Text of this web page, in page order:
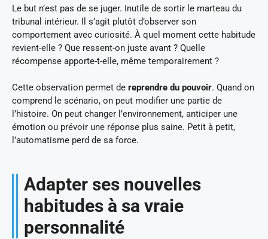
Le but n’est pas de se juger. Inutile de sortir le marteau du
tribunal intérieur. Il s’agit plutôt d’observer son
comportement avec curiosité. À quel moment cette habitude
revient-elle ? Que ressent-on juste avant ? Quelle
récompense apporte-t-elle, même temporairement ?
Cette observation permet de reprendre du pouvoir. Quand on
comprend le scénario, on peut modifier une partie de
l’histoire. On peut changer l’environnement, anticiper une
émotion ou prévoir une réponse plus saine. Petit à petit,
l’automatisme perd de sa force.
Adapter ses nouvelles
habitudes à sa vraie
personnalité